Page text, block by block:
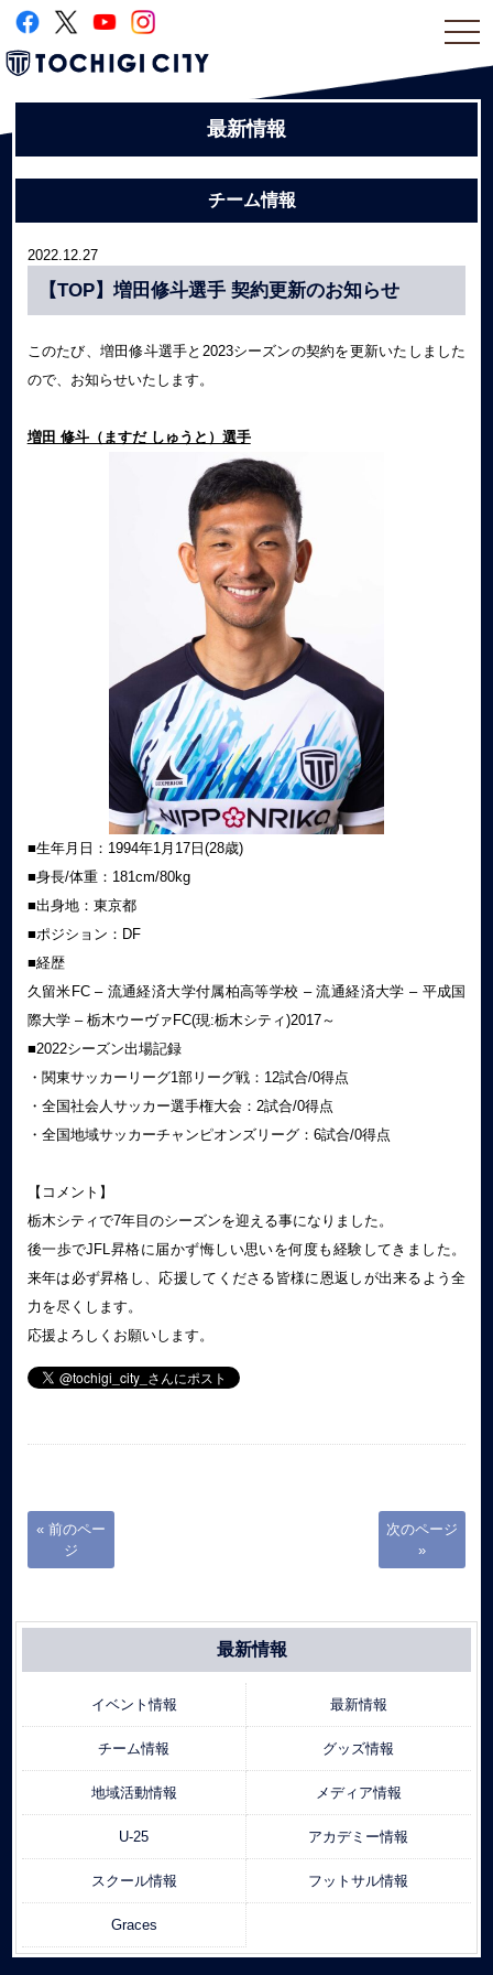
最新情報
チーム情報
2022.12.27
【TOP】増田修斗選手 契約更新のお知らせ
このたび、増田修斗選手と2023シーズンの契約を更新いたしました
ので、お知らせいたします。
増田 修斗（ますだ しゅうと）選手
■生年月日：1994年1月17日(28歳)
■身長/体重：181cm/80kg
■出身地：東京都
■ポジション：DF
■経歴
久留米FC – 流通経済大学付属柏高等学校 – 流通経済大学 – 平成国
際大学 – 栃木ウーヴァFC(現:栃木シティ)2017～
■2022シーズン出場記録
・関東サッカーリーグ1部リーグ戦：12試合/0得点
・全国社会人サッカー選手権大会：2試合/0得点
・全国地域サッカーチャンピオンズリーグ：6試合/0得点
【コメント】
栃木シティで7年目のシーズンを迎える事になりました。
後一歩でJFL昇格に届かず悔しい思いを何度も経験してきました。
来年は必ず昇格し、応援してくださる皆様に恩返しが出来るよう全
力を尽くします。
応援よろしくお願いします。
« 前のペー
ジ
次のページ
»
最新情報
イベント情報 最新情報
チーム情報 グッズ情報
地域活動情報 メディア情報
U-25 アカデミー情報
スクール情報 フットサル情報
Graces